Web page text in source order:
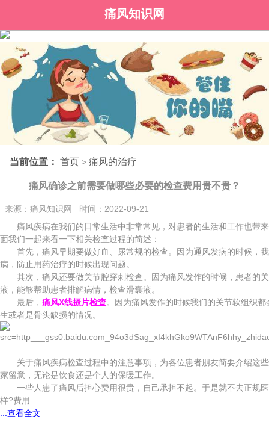
痛风知识网
当前位置： 首页 > 痛风的治疗
痛风确诊之前需要做哪些必要的检查费用贵不贵？
来源：痛风知识网 时间：2022-09-21
痛风疾病在我们的日常生活中非常常见，对患者的生活和工作也带
面我们一起来看一下相关检查过程的简述：
首先，痛风早期要做好血、尿常规的检查。因为通风发病的时候，
病，防止用药治疗的时候出现问题。
其次，痛风还要做关节腔穿刺检查。因为痛风发作的时候，患者的
液，能够帮助患者排解病情，检查滑囊液。
最后， 痛风X线摄片检查。因为痛风发作的时候我们的关节软组织
生或者是骨头缺损的情况。
关于痛风疾病检查过程中的注意事项，为各位患者朋友简要介绍这
家留意，无论是饮食还是个人的保暖工作。
一些人患了痛风后担心费用很贵，自己承担不起。于是就不去正规
样?费用
...查看全文